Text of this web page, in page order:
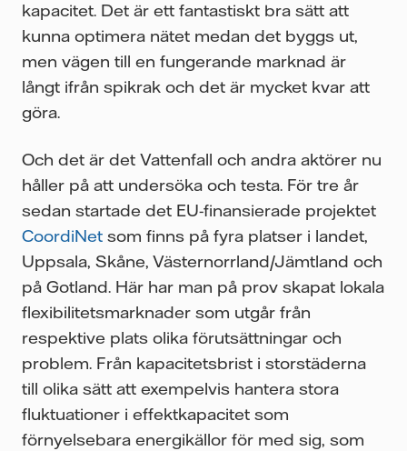
kapacitet. Det är ett fantastiskt bra sätt att
kunna optimera nätet medan det byggs ut,
men vägen till en fungerande marknad är
långt ifrån spikrak och det är mycket kvar att
göra.
Och det är det Vattenfall och andra aktörer nu
håller på att undersöka och testa. För tre år
sedan startade det EU-finansierade projektet
CoordiNet som finns på fyra platser i landet,
Uppsala, Skåne, Västernorrland/Jämtland och
på Gotland. Här har man på prov skapat lokala
flexibilitetsmarknader som utgår från
respektive plats olika förutsättningar och
problem. Från kapacitetsbrist i storstäderna
till olika sätt att exempelvis hantera stora
fluktuationer i effektkapacitet som
förnyelsebara energikällor för med sig, som